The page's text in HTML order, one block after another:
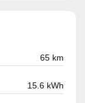
65 km
15.6 kWh